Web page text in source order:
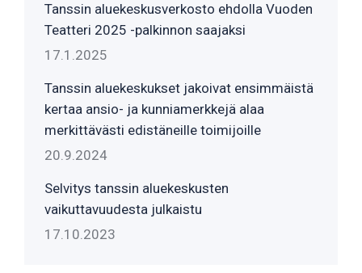
Tanssin aluekeskusverkosto ehdolla Vuoden
Teatteri 2025 -palkinnon saajaksi
17.1.2025
Tanssin aluekeskukset jakoivat ensimmäistä
kertaa ansio- ja kunniamerkkejä alaa
merkittävästi edistäneille toimijoille
20.9.2024
Selvitys tanssin aluekeskusten
vaikuttavuudesta julkaistu
17.10.2023